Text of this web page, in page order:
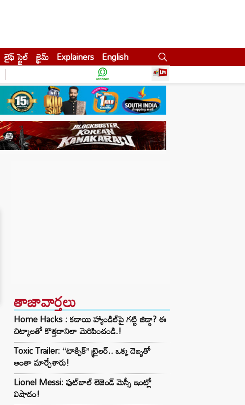
లైఫ్ స్టైల్ క్రైమ్ Explainers English
తాజావార్తలు
Home Hacks : కడాయి హ్యాండిల్‌పై గట్టి జిడ్డా? ఈ
చిట్కాలతో కొత్తదానిలా మెరిపించండి.!
Toxic Trailer: ‘‘టాక్సిక్’’ ట్రైలర్.. ఒక్క దెబ్బతో
అంతా మార్చేశారు!
Lionel Messi: ఫుట్‌బాల్ లెజెండ్ మెస్సీ ఇంట్లో
విషాదం!